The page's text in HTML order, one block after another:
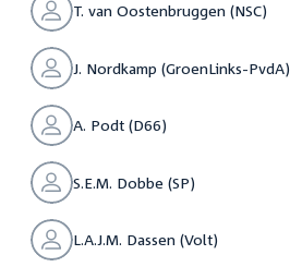
T. van Oostenbruggen (NSC)
J. Nordkamp (GroenLinks-PvdA)
A. Podt (D66)
S.E.M. Dobbe (SP)
L.A.J.M. Dassen (Volt)